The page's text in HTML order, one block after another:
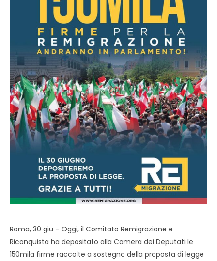
Roma, 30 giu – Oggi, il Comitato Remigrazione e
Riconquista ha depositato alla Camera dei Deputati le
150mila firme raccolte a sostegno della proposta di legge